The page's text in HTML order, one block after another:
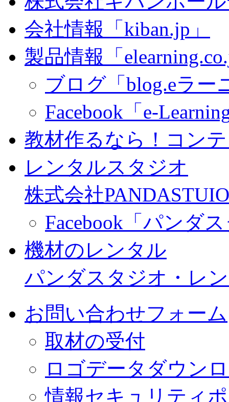
会社情報「kiban.jp」
製品情報「
ブログ「blog.eラー
Facebook「e-
教材作るなら！コン
レンタルスタジオ
株式会社
Facebook「パンダ
機材のレンタル
パンダスタジオ・レ
お問い合わせフォーム
取材の受付
ロゴデータダウン
情報セキュリティ